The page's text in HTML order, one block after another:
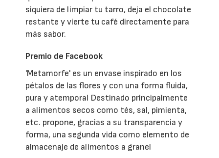
siquiera de limpiar tu tarro, deja el chocolate
restante y vierte tu café directamente para
más sabor.
Premio de Facebook
'Metamorfe' es un envase inspirado en los
pétalos de las flores y con una forma fluida,
pura y atemporal Destinado principalmente
a alimentos secos como tés, sal, pimienta,
etc. propone, gracias a su transparencia y
forma, una segunda vida como elemento de
almacenaje de alimentos a granel